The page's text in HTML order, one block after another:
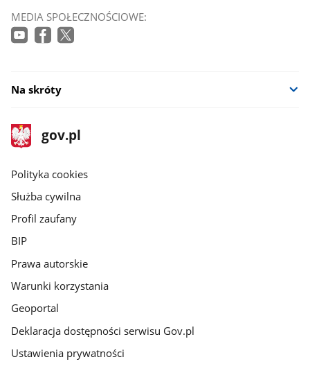
MEDIA SPOŁECZNOŚCIOWE:
Na skróty
stopka
gov.pl
Strona
gov.pl
gov.pl
Polityka cookies
Służba cywilna
Profil zaufany
BIP
Prawa autorskie
Warunki korzystania
Geoportal
Deklaracja dostępności serwisu Gov.pl
Ustawienia prywatności